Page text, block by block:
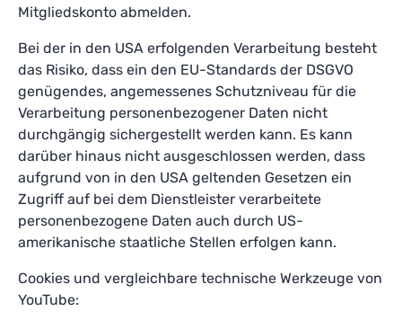
Mitgliedskonto abmelden.
Bei der in den USA erfolgenden Verarbeitung besteht
das Risiko, dass ein den EU-Standards der DSGVO
genügendes, angemessenes Schutzniveau für die
Verarbeitung personenbezogener Daten nicht
durchgängig sichergestellt werden kann. Es kann
darüber hinaus nicht ausgeschlossen werden, dass
aufgrund von in den USA geltenden Gesetzen ein
Zugriff auf bei dem Dienstleister verarbeitete
personenbezogene Daten auch durch US-
amerikanische staatliche Stellen erfolgen kann.
Cookies und vergleichbare technische Werkzeuge von
YouTube: